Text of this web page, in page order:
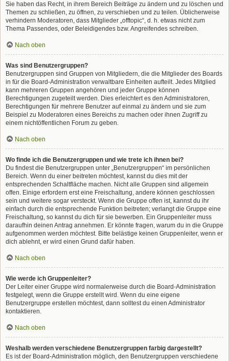
Sie haben das Recht, in ihrem Bereich Beiträge zu ändern und zu löschen und
Themen zu schließen, zu öffnen, zu verschieben und zu teilen. Üblicherweise
verhindern Moderatoren, dass Mitglieder „offtopic“, d. h. etwas nicht zum
Thema Passendes, oder Beleidigendes bzw. Angreifendes schreiben.
Nach oben
Was sind Benutzergruppen?
Benutzergruppen sind Gruppen von Mitgliedern, die die Mitglieder des Boards
in für die Board-Administration verwaltbare Einheiten aufteilt. Jedes Mitglied
kann mehreren Gruppen angehören und jeder Gruppe können
Berechtigungen zugeteilt werden. Dies erleichtert es den Administratoren,
Berechtigungen für mehrere Benutzer auf einmal zu ändern und sie zum
Beispiel zu Moderatoren eines Bereichs zu machen oder ihnen Zugriff zu
einem nichtöffentlichen Forum zu geben.
Nach oben
Wo finde ich die Benutzergruppen und wie trete ich ihnen bei?
Du findest die Benutzergruppen unter „Benutzergruppen“ im persönlichen
Bereich. Wenn du einer beitreten möchtest, kannst du dies mit der
entsprechenden Schaltfläche machen. Nicht alle Gruppen sind allgemein
offen. Einige erfordern erst eine Freischaltung, andere können geschlossen
sein und weitere sogar versteckt. Wenn die Gruppe offen ist, kannst du ihr
einfach durch die entsprechende Funktion beitreten; verlangt die Gruppe eine
Freischaltung, so kannst du dich für sie bewerben. Ein Gruppenleiter muss
daraufhin deinen Antrag annehmen. Er könnte fragen, warum du in die Gruppe
aufgenommen werden möchtest. Bitte belästige keinen Gruppenleiter, wenn er
dich ablehnt, er wird einen Grund dafür haben.
Nach oben
Wie werde ich Gruppenleiter?
Der Leiter einer Gruppe wird normalerweise durch die Board-Administration
festgelegt, wenn die Gruppe erstellt wird. Wenn du eine eigene
Benutzergruppe erstellen möchtest, dann solltest du einen Administrator
kontaktieren.
Nach oben
Weshalb werden verschiedene Benutzergruppen farbig dargestellt?
Es ist der Board-Administration möglich, den Benutzergruppen verschiedene